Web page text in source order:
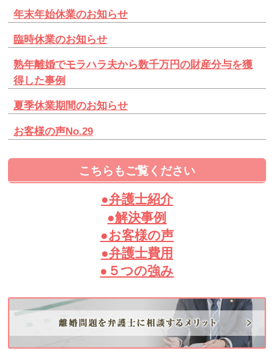
年末年始休業のお知らせ
臨時休業のお知らせ
熟年離婚でモラハラ夫から数千万円の財産分与を獲
得した事例
夏季休業期間のお知らせ
お客様の声No.29
こちらもご覧ください
●弁護士紹介
●解決事例
●お客様の声
●弁護士費用
●５つの強み